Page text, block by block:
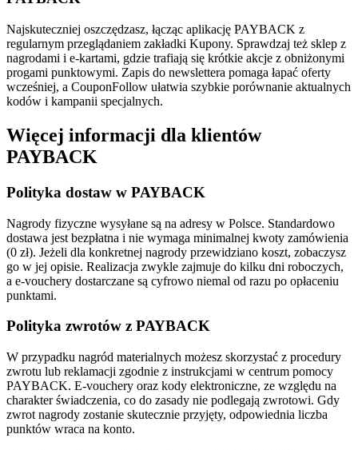
Najskuteczniej oszczędzasz, łącząc aplikację PAYBACK z
regularnym przeglądaniem zakładki Kupony. Sprawdzaj też sklep z
nagrodami i e‑kartami, gdzie trafiają się krótkie akcje z obniżonymi
progami punktowymi. Zapis do newslettera pomaga łapać oferty
wcześniej, a CouponFollow ułatwia szybkie porównanie aktualnych
kodów i kampanii specjalnych.
Więcej informacji dla klientów
PAYBACK
Polityka dostaw w PAYBACK
Nagrody fizyczne wysyłane są na adresy w Polsce. Standardowo
dostawa jest bezpłatna i nie wymaga minimalnej kwoty zamówienia
(0 zł). Jeżeli dla konkretnej nagrody przewidziano koszt, zobaczysz
go w jej opisie. Realizacja zwykle zajmuje do kilku dni roboczych,
a e‑vouchery dostarczane są cyfrowo niemal od razu po opłaceniu
punktami.
Polityka zwrotów z PAYBACK
W przypadku nagród materialnych możesz skorzystać z procedury
zwrotu lub reklamacji zgodnie z instrukcjami w centrum pomocy
PAYBACK. E‑vouchery oraz kody elektroniczne, ze względu na
charakter świadczenia, co do zasady nie podlegają zwrotowi. Gdy
zwrot nagrody zostanie skutecznie przyjęty, odpowiednia liczba
punktów wraca na konto.